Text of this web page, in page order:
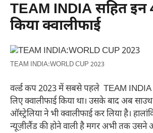
TEAM INDIA सहित इन
किया क्वालीफाई
TEAM INDIA:WORLD CUP 2023
वर्ल्ड कप 2023 में सबसे पहले TEAM
लिए क्वालीफाई किया था। उसके बाद अब
ऑस्ट्रेलिया ने भी क्वालीफाई कर लिया है।
न्यूज़ीलैंड की होने वाली है मगर अभी तक उसने